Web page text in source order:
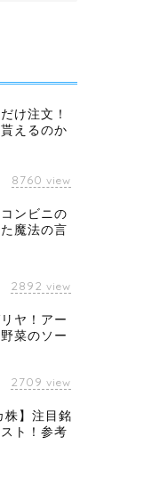
け注文！
えるのか
8760 view
ンビニの
魔法の言
2892 view
ヤ！アー
菜のソー
2709 view
株】注目銘
ト！参考